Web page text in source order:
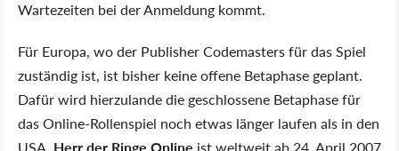
Wartezeiten bei der Anmeldung kommt.
Für Europa, wo der Publisher Codemasters für das Spiel
zuständig ist, ist bisher keine offene Betaphase geplant.
Dafür wird hierzulande die geschlossene Betaphase für
das Online-Rollenspiel noch etwas länger laufen als in den